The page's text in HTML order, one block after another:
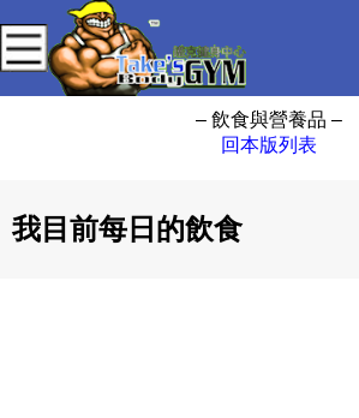
– 飲食與營養品 –
回本版列表
我目前每日的飲食